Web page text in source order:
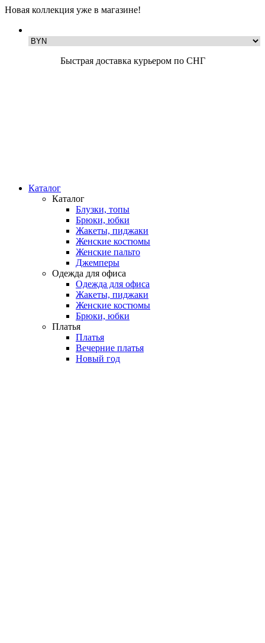
Новая коллекция уже в магазине!
Быстрая доставка курьером по СНГ
Каталог
Каталог
Блузки, топы
Брюки, юбки
Жакеты, пиджаки
Женские костюмы
Женские пальто
Джемперы
Одежда для офиса
Одежда для офиса
Жакеты, пиджаки
Женские костюмы
Брюки, юбки
Платья
Платья
Вечерние платья
Новый год